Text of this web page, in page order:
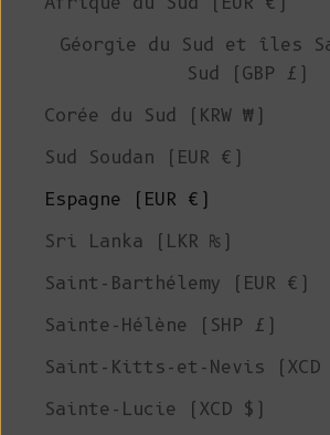
Géorgie du Sud et îles
Sud (GBP £)
Corée du Sud (KRW ₩)
Sud Soudan (EUR €)
Espagne (EUR €)
Sri Lanka (LKR ₨)
Saint-Barthélemy (EUR €)
Sainte-Hélène (SHP £)
Saint-Kitts-et-Nevis (XCD
Sainte-Lucie (XCD $)